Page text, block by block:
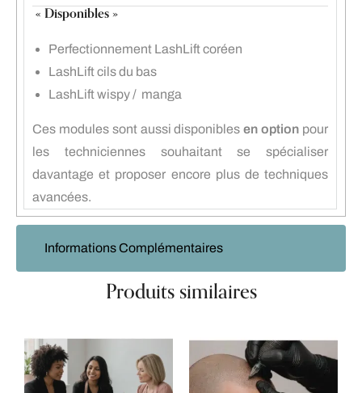
Informations Complémentaires
« Disponibles »
Perfectionnement LashLift coréen
LashLift cils du bas
LashLift wispy / manga
Ces modules sont aussi disponiblesen option pour
les techniciennes souhaitant se spécialiser
davantage et proposer encore plus de techniques
avancées.
Produits similaires